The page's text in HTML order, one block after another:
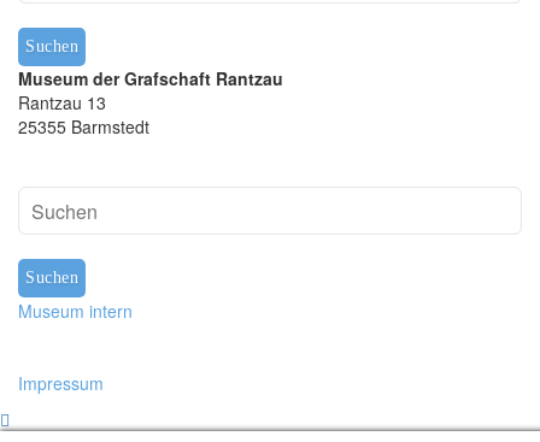
s
t
o
r
i
c
e
F
a
h
n
Museum der Grafschaft Rantzau
Rantzau 13
25355 Barmstedt
Museum intern
Impressum